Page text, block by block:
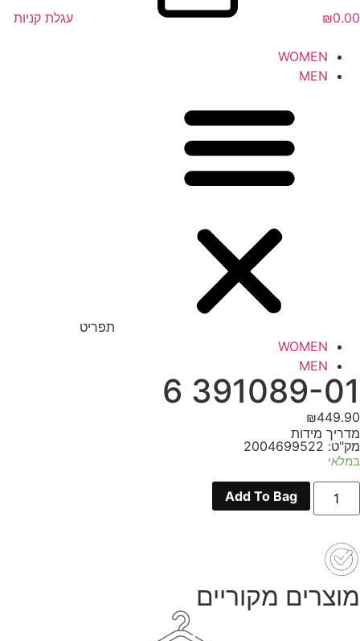
₪0.00 עגלת קניות
WOMEN
MEN
תפריט
WOMEN
MEN
391089-01 6
₪449.90
מדריך מידות
מק"ט: 2004699522
במלאי
כמות
391089-
Add To Bag
מוצרים מקוריים